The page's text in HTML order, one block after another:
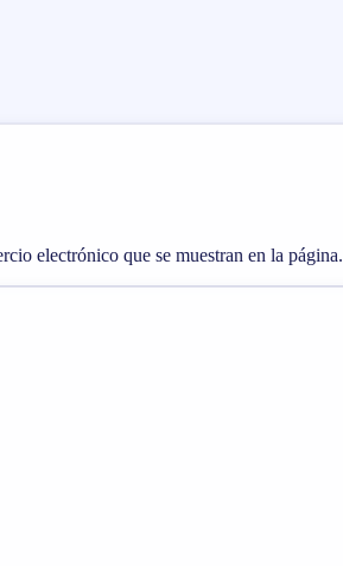
electrónico que se muestran en la página.